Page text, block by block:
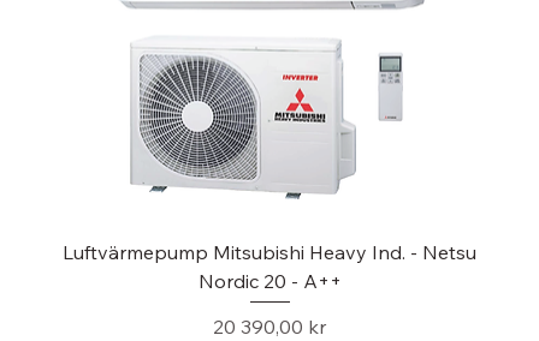
Luftvärmepump Mitsubishi Heavy Ind. - Netsu
Nordic 20 - A++
Pris
20 390,00 kr